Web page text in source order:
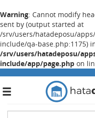
Warning: Cannot modify
sent by (output started at
/srv/users/hatadeposu/
include/qa-base.php:1175)
/srv/users/hatadeposu/
include/app/page.php on
Toggle